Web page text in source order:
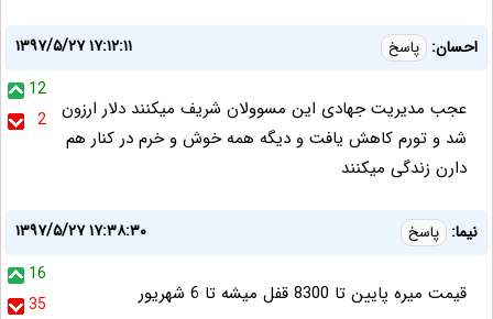
احسان: پاسخ
۱۳۹۷/۵/۲۷ ۱۷:۱۲:۱۱
12
2
عجب مدیریت جهادی این مسوولان شریف میکنند دلار ارزون
شد و تورم کاهش یافت و دیگه همه خوش و خرم در کنار هم
دارن زندگی میکنند
نیما: پاسخ
۱۳۹۷/۵/۲۷ ۱۷:۳۸:۳۰
16
35
قیمت میره پایین تا 8300 قفل میشه تا 6 شهریور